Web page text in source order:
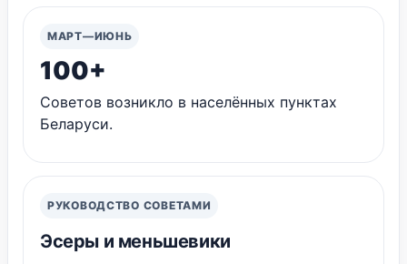
МАРТ—ИЮНЬ
100+
Советов возникло в населённых пунктах
Беларуси.
РУКОВОДСТВО СОВЕТАМИ
Эсеры и меньшевики